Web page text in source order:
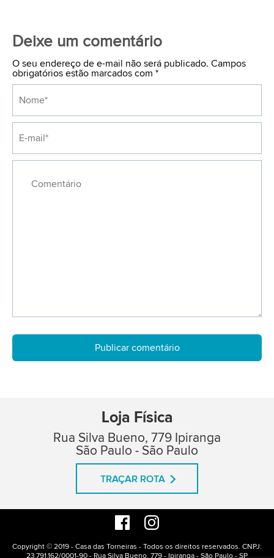
Deixe um comentário
O seu endereço de e-mail não será publicado. Campos
obrigatórios estão marcados com *
Loja Física
Rua Silva Bueno, 779 Ipiranga
São Paulo - São Paulo
TRAÇAR ROTA
Copyright © 2019 - Casa das Torneiras - Todos os direitos reservados. CNPJ:
23.791.162/0001-90 - Rua Silva Bueno, 779 - Ipiranga - São Paulo - SP